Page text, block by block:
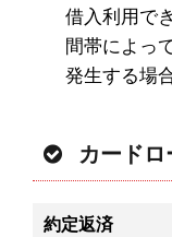
借入利用で
間帯によっ
発生する場
カード
約定返済